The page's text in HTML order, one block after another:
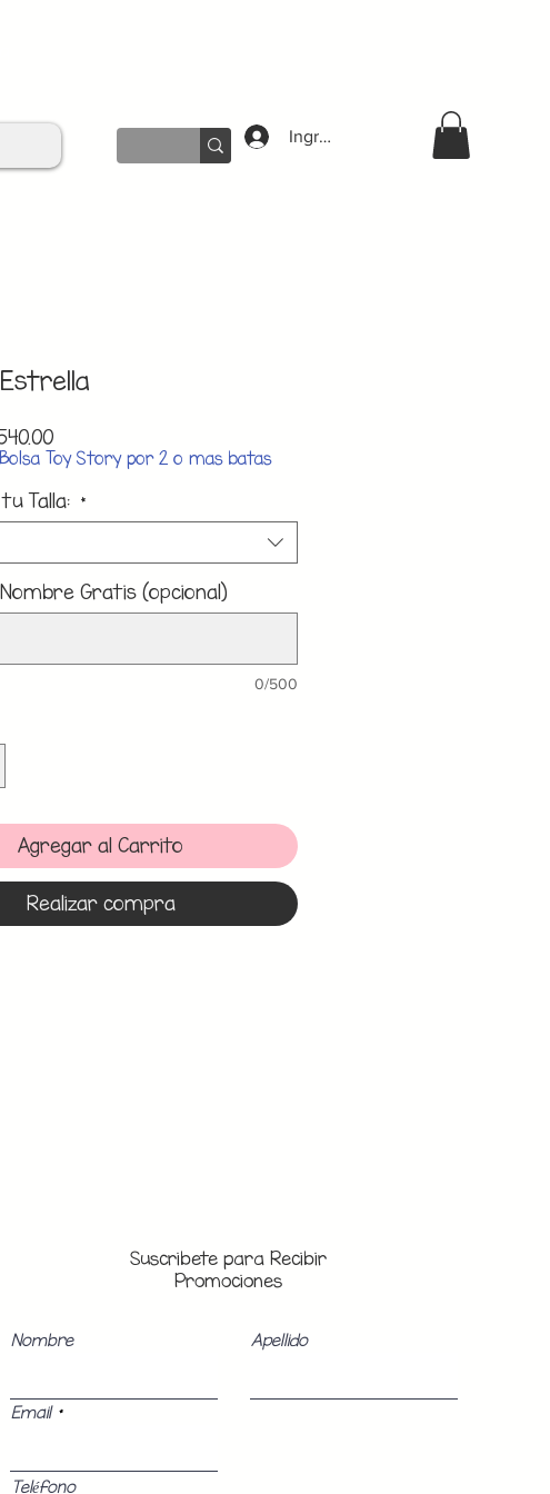
Ingresar
Precio
de
Toy Story por 2 o mas batas
Talla: *
Gratis (opcional)
0/500
Agregar al Carrito
Realizar compra
Suscribete para Recibir
Promociones
Nombre Apellido
Email
Teléfono